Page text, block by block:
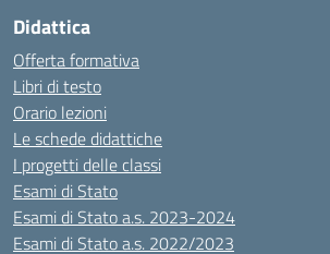
Didattica
Offerta formativa
Libri di testo
Orario lezioni
Le schede didattiche
I progetti delle classi
Esami di Stato
Esami di Stato a.s. 2023-2024
Esami di Stato a.s. 2022/2023